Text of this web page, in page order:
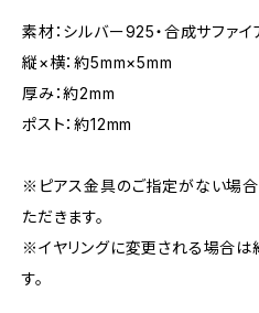
素材：シルバー925・合成サファイ
縦×横：約5mm×5mm
厚み：約2mm
ポスト：約12mm
※ピアス金具のご指定がない場合
ただきます。
※イヤリングに変更される場合
す。